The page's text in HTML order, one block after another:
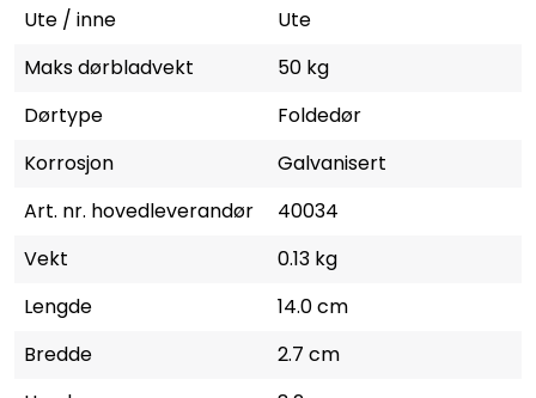
Ute / inne
Ute
Maks dørbladvekt
50 kg
Dørtype
Foldedør
Korrosjon
Galvanisert
Art. nr. hovedleverandør
40034
Vekt
0.13 kg
Lengde
14.0 cm
Bredde
2.7 cm